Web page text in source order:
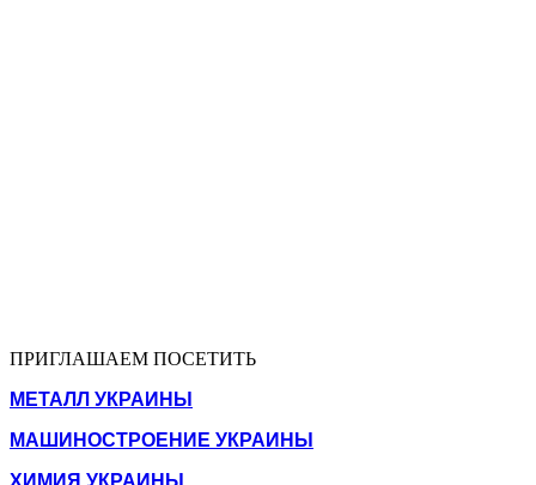
ПРИГЛАШАЕМ ПОСЕТИТЬ
МЕТАЛЛ УКРАИНЫ
МАШИНОСТРОЕНИЕ УКРАИНЫ
ХИМИЯ УКРАИНЫ